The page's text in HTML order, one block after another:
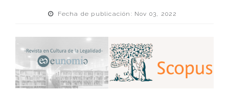
Fecha de publicación: Nov 03, 2022